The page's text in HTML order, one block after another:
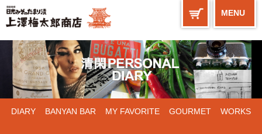
MENU
DIARY BANYAN BAR MY FAVORITE GOURMET WORKS